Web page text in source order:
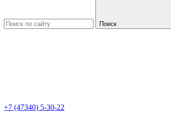
Поиск
+7 (47340) 5-30-22